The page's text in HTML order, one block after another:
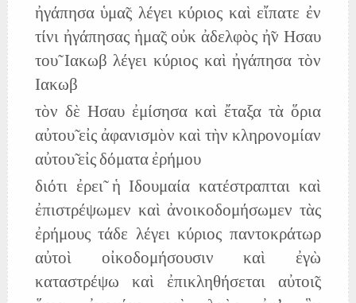
ἠγάπησα ὑμα̃ς λέγει κύριος καὶ εἴπατε ἐν
τίνι ἠγάπησας ἡμα̃ς οὐκ ἀδελφὸς ἠ̃ν Ησαυ
του̃ Ιακωβ λέγει κύριος καὶ ἠγάπησα τὸν
Ιακωβ
τὸν δὲ Ησαυ ἐμίσησα καὶ ἔταξα τὰ ὅρια
αὐτου̃ εἰς ἀφανισμὸν καὶ τὴν κληρονομίαν
αὐτου̃ εἰς δόματα ἐρήμου
διότι ἐρει̃ ἡ Ιδουμαία κατέστραπται καὶ
ἐπιστρέψωμεν καὶ ἀνοικοδομήσωμεν τὰς
ἐρήμους τάδε λέγει κύριος παντοκράτωρ
αὐτοὶ οἰκοδομήσουσιν καὶ ἐγὼ
καταστρέψω καὶ ἐπικληθήσεται αὐτοι̃ς